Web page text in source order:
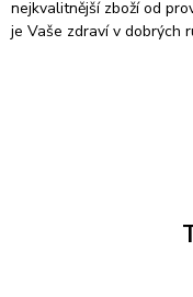
nejkvalitnější zboží od
je Vaše zdraví v dobrých